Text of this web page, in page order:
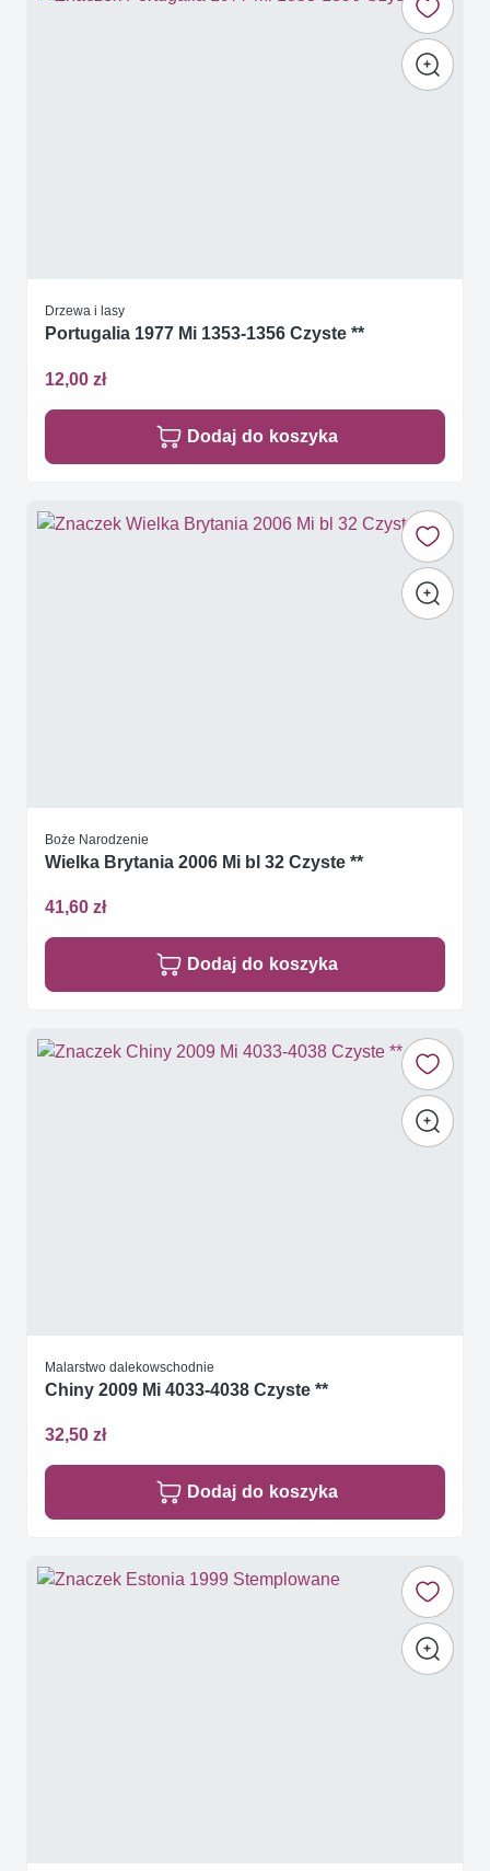
Drzewa i lasy
Portugalia 1977 Mi 1353-1356 Czyste **
12,00 zł
Dodaj do koszyka
Boże Narodzenie
Wielka Brytania 2006 Mi bl 32 Czyste **
41,60 zł
Dodaj do koszyka
Malarstwo dalekowschodnie
Chiny 2009 Mi 4033-4038 Czyste **
32,50 zł
Dodaj do koszyka